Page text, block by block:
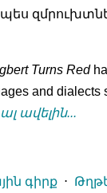
Turns Red
and dialects
ավելին...
գիրք ⋅